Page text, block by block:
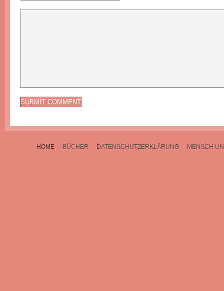
HOME BÜCHER DATENSCHUTZERKLÄRUNG MENSCH